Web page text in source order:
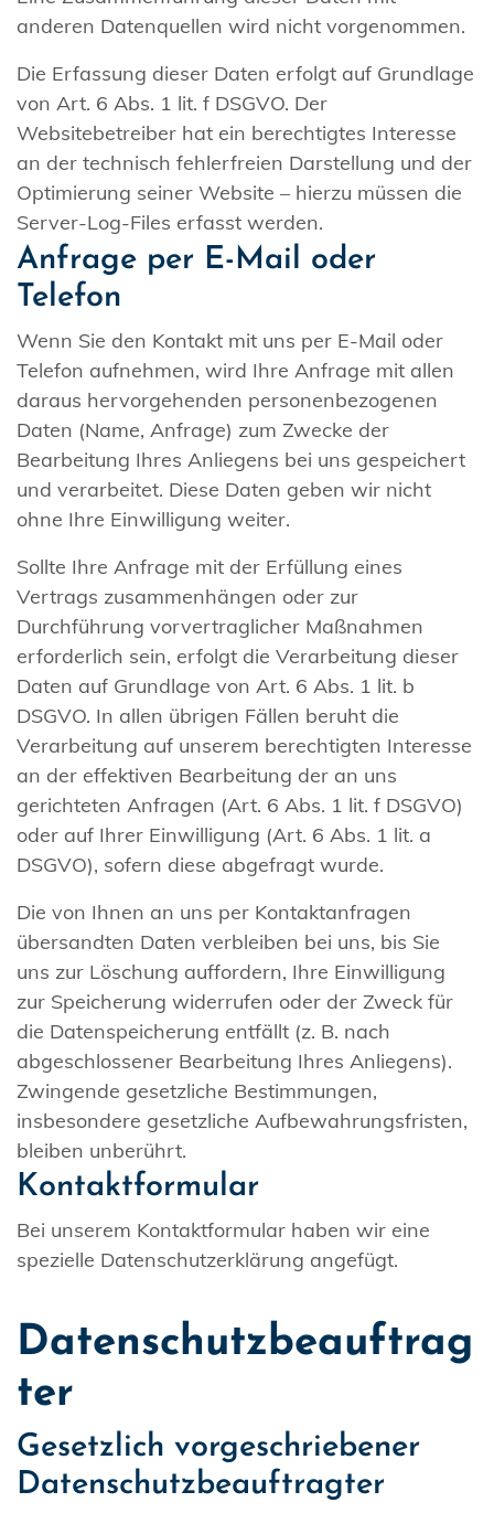
anderen Datenquellen wird nicht vorgenommen.
Die Erfassung dieser Daten erfolgt auf Grundlage
von Art. 6 Abs. 1 lit. f DSGVO. Der
Websitebetreiber hat ein berechtigtes Interesse
an der technisch fehlerfreien Darstellung und der
Optimierung seiner Website – hierzu müssen die
Server-Log-Files erfasst werden.
Anfrage per E-Mail oder
Telefon
Wenn Sie den Kontakt mit uns per E-Mail oder
Telefon aufnehmen, wird Ihre Anfrage mit allen
daraus hervorgehenden personenbezogenen
Daten (Name, Anfrage) zum Zwecke der
Bearbeitung Ihres Anliegens bei uns gespeichert
und verarbeitet. Diese Daten geben wir nicht
ohne Ihre Einwilligung weiter.
Sollte Ihre Anfrage mit der Erfüllung eines
Vertrags zusammenhängen oder zur
Durchführung vorvertraglicher Maßnahmen
erforderlich sein, erfolgt die Verarbeitung dieser
Daten auf Grundlage von Art. 6 Abs. 1 lit. b
DSGVO. In allen übrigen Fällen beruht die
Verarbeitung auf unserem berechtigten Interesse
an der effektiven Bearbeitung der an uns
gerichteten Anfragen (Art. 6 Abs. 1 lit. f DSGVO)
oder auf Ihrer Einwilligung (Art. 6 Abs. 1 lit. a
DSGVO), sofern diese abgefragt wurde.
Die von Ihnen an uns per Kontaktanfragen
übersandten Daten verbleiben bei uns, bis Sie
uns zur Löschung auffordern, Ihre Einwilligung
zur Speicherung widerrufen oder der Zweck für
die Datenspeicherung entfällt (z. B. nach
abgeschlossener Bearbeitung Ihres Anliegens).
Zwingende gesetzliche Bestimmungen,
insbesondere gesetzliche Aufbewahrungsfristen,
bleiben unberührt.
Kontaktformular
Bei unserem Kontaktformular haben wir eine
spezielle Datenschutzerklärung angefügt.
Datenschutzbeauftrag
ter
Gesetzlich vorgeschriebener
Datenschutzbeauftragter